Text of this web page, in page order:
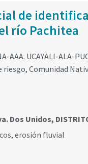
de
río Pachitea
AAA. UCAYALI-ALA-
Comunidad
Unidos,
, erosión fluvial